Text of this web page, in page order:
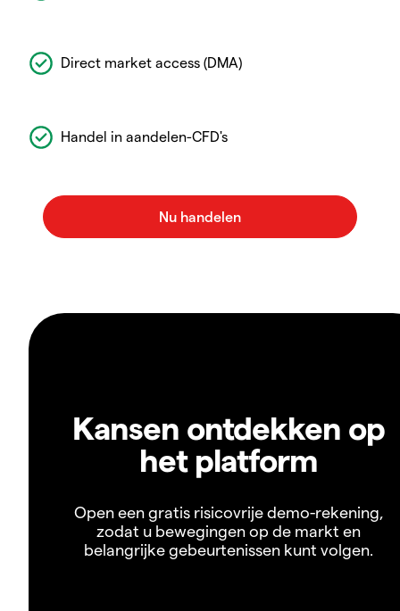
Direct market access (DMA)
Handel in aandelen-CFD's
Kansen ontdekken op
het platform
Open een gratis risicovrije demo-rekening,
zodat u bewegingen op de markt en
belangrijke gebeurtenissen kunt volgen.